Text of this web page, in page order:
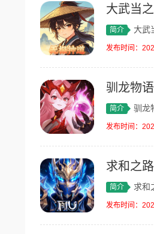
大武当
简介 大武
发布时间：
驯龙物语
简介 驯龙
发布时间：
求和之路
简介 求和
发布时间：